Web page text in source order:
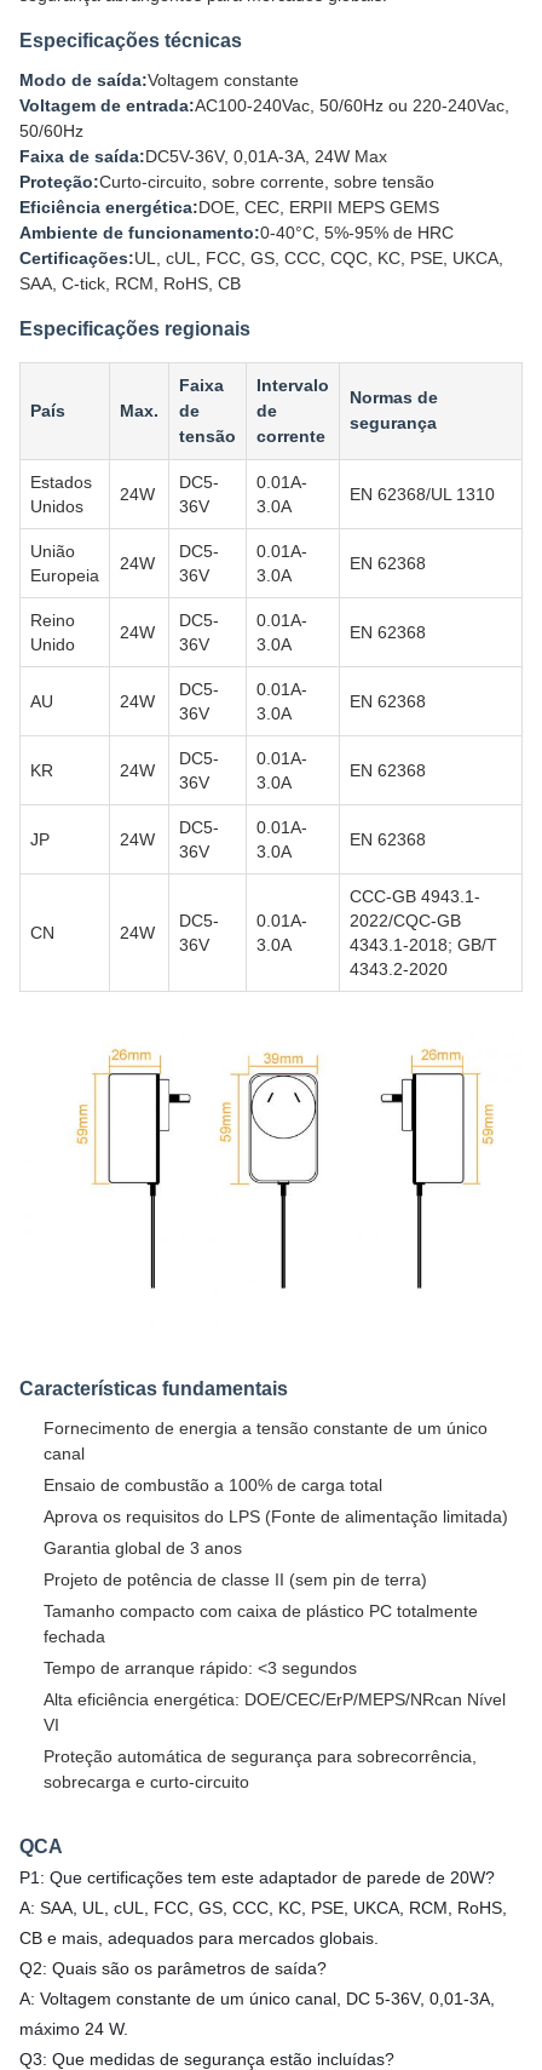
Especificações técnicas
Modo de saída:Voltagem constante
Voltagem de entrada:AC100-240Vac, 50/60Hz ou 220-240Vac,
50/60Hz
Faixa de saída:DC5V-36V, 0,01A-3A, 24W Max
Proteção:Curto-circuito, sobre corrente, sobre tensão
Eficiência energética:DOE, CEC, ERPII MEPS GEMS
Ambiente de funcionamento:0-40°C, 5%-95% de HRC
Certificações:UL, cUL, FCC, GS, CCC, CQC, KC, PSE, UKCA,
SAA, C-tick, RCM, RoHS, CB
Especificações regionais
País Max.
Faixa
de
tensão
Intervalo
de
corrente
Normas de
segurança
Estados
Unidos
24W
DC5-
36V
0.01A-
3.0A
EN 62368/UL 1310
União
Europeia
24W
DC5-
36V
0.01A-
3.0A
EN 62368
Reino
Unido
24W
DC5-
36V
0.01A-
3.0A
EN 62368
AU 24W
DC5-
36V
0.01A-
3.0A
EN 62368
KR 24W
DC5-
36V
0.01A-
3.0A
EN 62368
JP 24W
DC5-
36V
0.01A-
3.0A
EN 62368
CN 24W
DC5-
36V
0.01A-
3.0A
CCC-GB 4943.1-
2022/CQC-GB
4343.1-2018; GB/T
4343.2-2020
Características fundamentais
Fornecimento de energia a tensão constante de um único
canal
Ensaio de combustão a 100% de carga total
Aprova os requisitos do LPS (Fonte de alimentação limitada)
Garantia global de 3 anos
Projeto de potência de classe II (sem pin de terra)
Tamanho compacto com caixa de plástico PC totalmente
fechada
Tempo de arranque rápido: <3 segundos
Alta eficiência energética: DOE/CEC/ErP/MEPS/NRcan Nível
VI
Proteção automática de segurança para sobrecorrência,
sobrecarga e curto-circuito
QCA
P1: Que certificações tem este adaptador de parede de 20W?
A: SAA, UL, cUL, FCC, GS, CCC, KC, PSE, UKCA, RCM, RoHS,
CB e mais, adequados para mercados globais.
Q2: Quais são os parâmetros de saída?
A: Voltagem constante de um único canal, DC 5-36V, 0,01-3A,
máximo 24 W.
Q3: Que medidas de segurança estão incluídas?